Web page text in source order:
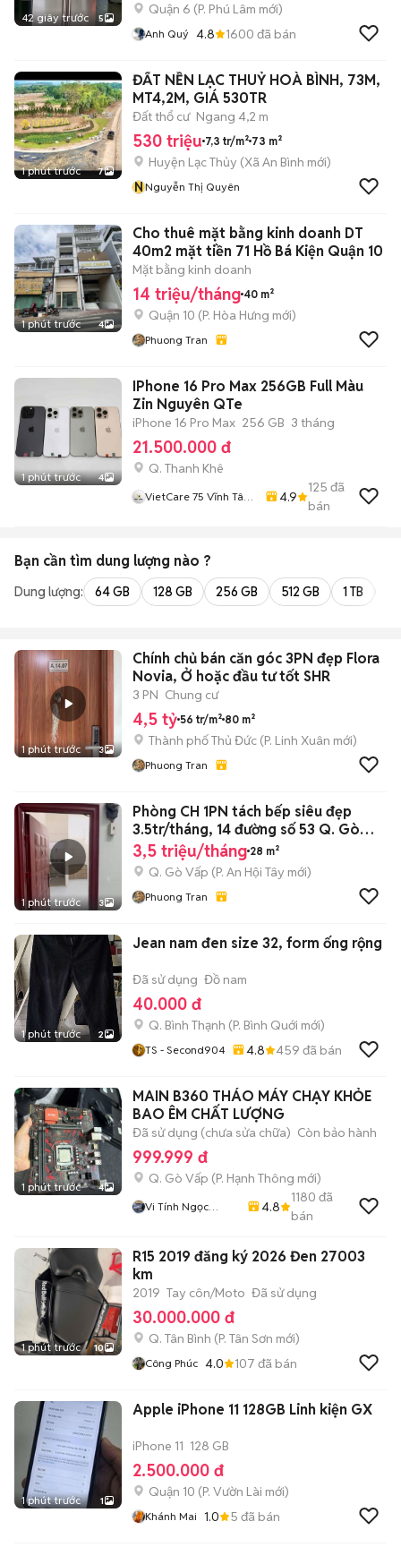
42 giây trước 5
Quận 6 (P. Phú Lâm mới)
Anh Quý 4.8 1600 đã bán
1 phút trước 7
ĐẤT NỀN LẠC THUỶ HOÀ BÌNH, 73M,
MT4,2M, GIÁ 530TR
Đất thổ cư Ngang 4,2 m
530 triệu 7,3 tr/m² 73 m²
Huyện Lạc Thủy (Xã An Bình mới)
NNguyễn Thị Quyên
1 phút trước 4
Cho thuê mặt bằng kinh doanh DT
40m2 mặt tiền 71 Hồ Bá Kiện Quận 10
Mặt bằng kinh doanh
14 triệu/tháng 40 m²
Quận 10 (P. Hòa Hưng mới)
Phuong Tran
1 phút trước 4
IPhone 16 Pro Max 256GB Full Màu
Zin Nguyên QTe
iPhone 16 Pro Max 256 GB 3 tháng
21.500.000 đ
Q. Thanh Khê
VietCare 75 Vĩnh Tân
4.9
125 đã
bán
Bạn cần tìm dung lượng nào ?
Dung lượng: 64 GB 128 GB 256 GB 512 GB 1 TB
1 phút trước 3
Chính chủ bán căn góc 3PN đẹp Flora
Novia, Ở hoặc đầu tư tốt SHR
3 PN Chung cư
4,5 tỷ 56 tr/m² 80 m²
Thành phố Thủ Đức (P. Linh Xuân mới)
Phuong Tran
1 phút trước 3
Phòng CH 1PN tách bếp siêu đẹp
3.5tr/tháng, 14 đường số 53 Q. Gò
Vấp.
3,5 triệu/tháng 28 m²
Q. Gò Vấp (P. An Hội Tây mới)
Phuong Tran
1 phút trước 2
Jean nam đen size 32, form ống rộng
Đã sử dụng Đồ nam
40.000 đ
Q. Bình Thạnh (P. Bình Quới mới)
TS - Second904 4.8 459 đã bán
1 phút trước 4
MAIN B360 THÁO MÁY CHẠY KHỎE
BAO ÊM CHẤT LƯỢNG
Đã sử dụng (chưa sửa chữa) Còn bảo hành
999.999 đ
Q. Gò Vấp (P. Hạnh Thông mới)
Vi Tính Ngọc
4.8
1180 đã
bán
1 phút trước 10
R15 2019 đăng ký 2026 Đen 27003
km
2019 Tay côn/Moto Đã sử dụng
30.000.000 đ
Q. Tân Bình (P. Tân Sơn mới)
Công Phúc 4.0 107 đã bán
1 phút trước 1
Apple iPhone 11 128GB Linh kiện GX
iPhone 11 128 GB
2.500.000 đ
Quận 10 (P. Vườn Lài mới)
Khánh Mai 1.0 5 đã bán